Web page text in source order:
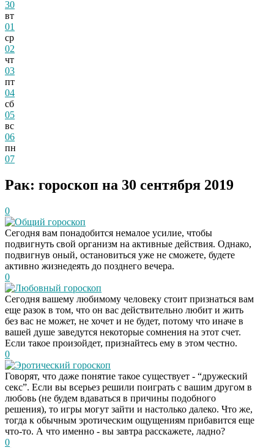
30
вт
01
ср
02
чт
03
пт
04
сб
05
вс
06
пн
07
Рак: гороскоп на 30 сентября 2019
0
Общий гороскоп
Сегодня вам понадобится немалое усилие, чтобы
подвигнуть свой организм на активные действия. Однако,
подвигнув оный, остановиться уже не сможете, будете
активно жизнедеять до позднего вечера.
0
Любовный гороскоп
Сегодня вашему любимому человеку стоит признаться вам
еще разок в том, что он вас действительно любит и жить
без вас не может, не хочет и не будет, потому что иначе в
вашей душе заведутся некоторые сомнения на этот счет.
Если такое произойдет, признайтесь ему в этом честно.
0
Эротический гороскоп
Говорят, что даже понятие такое существует - “дружеский
секс”. Если вы всерьез решили поиграть с вашим другом в
любовь (не будем вдаваться в причины подобного
решения), то игры могут зайти и настолько далеко. Что же,
тогда к обычным эротическим ощущениям прибавится еще
что-то. А что именно - вы завтра расскажете, ладно?
0